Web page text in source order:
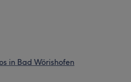
in Bad Wörishofen